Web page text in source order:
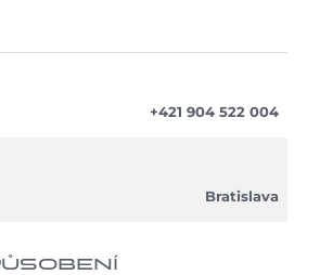
+421 904 522 004
Bratislava